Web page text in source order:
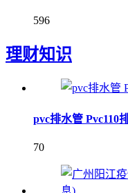
596
理财知识
pvc排水管 Pvc110
70